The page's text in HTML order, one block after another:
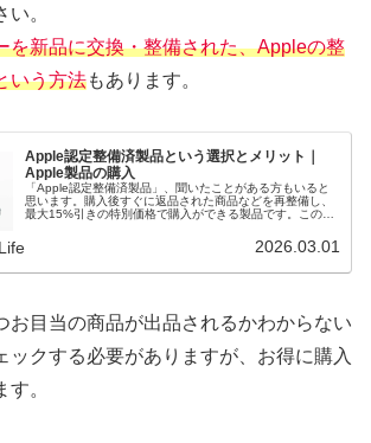
。
を新品に交換・整備された、Appleの整
いう方法もあります。
Apple認定整備済製品という選択とメリット｜
Apple製品の購入
「Apple認定整備済製品」、聞いたことがある方もいると
思います。購入後すぐに返品された商品などを再整備し、
最大15%引きの特別価格で購入ができる製品です。この整
2026.03.01
お目当の商品が出品されるかわからない
ックする必要がありますが、お得に購入
。